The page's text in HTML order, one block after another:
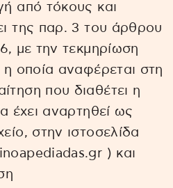
από τόκους και
της παρ. 3 του άρθρου
με την τεκμηρίωση
οποία αναφέρεται στη
που διαθέτει η
έχει αναρτηθεί ως
στην ιστοσελίδα
) και